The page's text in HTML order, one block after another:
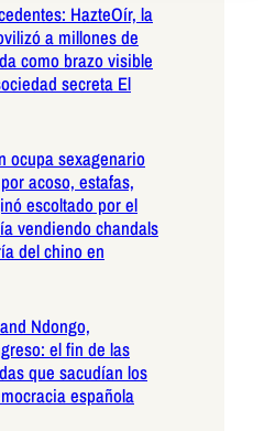
HazteOír, la
a millones de
como brazo visible
secreta El
ocupa sexagenario
acoso, estafas,
escoltado por el
vendiendo chandals
del chino en
Ndongo,
el fin de las
que sacudían los
española